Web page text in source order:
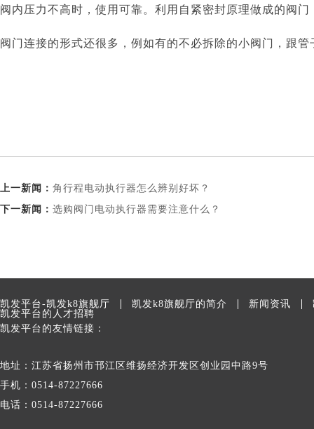
阀内压力不高时，使用可靠。利用自紧密封原理做成的阀
阀门连接的形式还很多，例如有的不必拆除的小阀门，跟
上一新闻： 角行程电动执行器怎么辨别好坏？
下一新闻： 选购阀门电动执行器需要注意什么？
凯发平台-凯发k8旗舰厅 凯发k8旗舰厅的简介 新闻资讯
凯发平台的人才招聘
凯发平台的友情链接：
地址：江苏省扬州市邗江区维扬经济开发区创业园中路9号
手机：0514-87227666
电话：0514-87227666